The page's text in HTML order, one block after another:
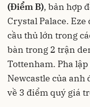
(Điểm B), bản hợp
Crystal Palace.
cầu thủ lớn trong
bàn trong 2 trận
Tottenham. Pha
Newcastle của anh
về 3 điểm quý giá